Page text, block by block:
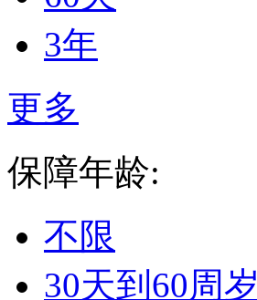
3年
更多
保障年龄:
不限
30天到60周岁